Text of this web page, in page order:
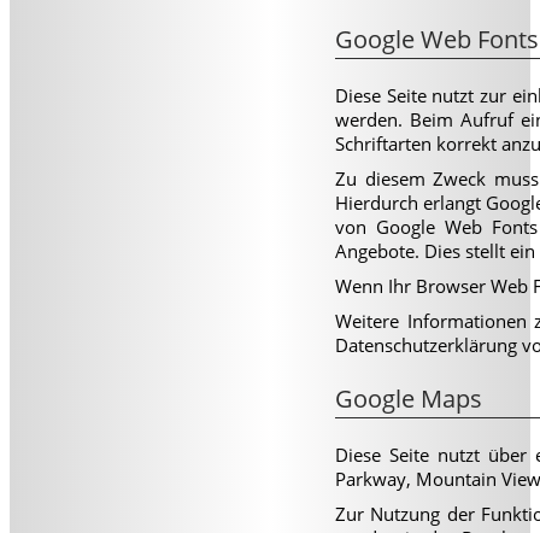
Google Web Fonts
Diese Seite nutzt zur
werden. Beim Aufruf
Schriftarten korrekt
Zu diesem Zweck
Hierdurch erlangt
von Google Web
Angebote. Dies stellt
Wenn Ihr Browser Web
Weitere Informationen
Datenschutzerklärung
Google Maps
Diese Seite nutzt über
Parkway, Mountain
Zur Nutzung der